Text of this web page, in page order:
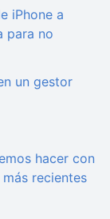
iPhone a
para no
un gestor
hacer con
recientes